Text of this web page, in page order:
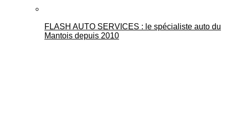
FLASH AUTO SERVICES : le spécialiste auto du
Mantois depuis 2010